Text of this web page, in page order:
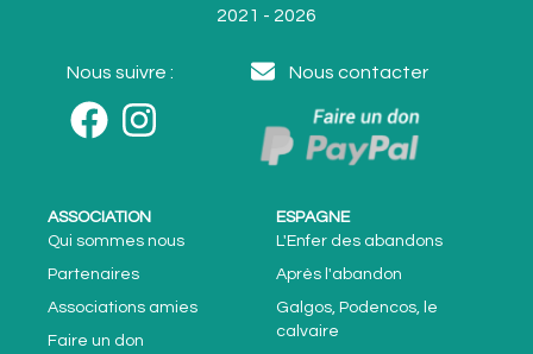
2021 - 2026
Nous suivre : Nous contacter
ASSOCIATION
Qui sommes nous
Partenaires
Associations amies
Faire un don
ESPAGNE
L'Enfer des abandons
Après l'abandon
Galgos, Podencos, le
calvaire